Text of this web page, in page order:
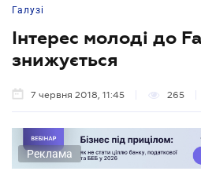
Галузі
Інтерес молоді до
знижується
7 червня 2018, 11:45 265
Реклама